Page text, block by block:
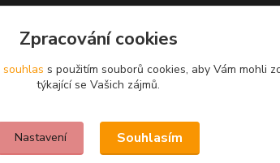
Zpracování cookies
souhlas s použitím souborů cookies, aby Vám mohli
týkající se Vašich zájmů.
Nastavení Souhlasím